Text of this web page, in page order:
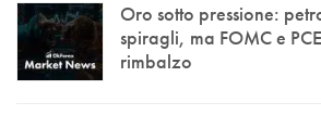
Oro sotto pressione:
spiragli, ma FOMC e
rimbalzo